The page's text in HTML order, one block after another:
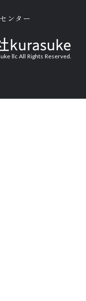
ンター
kurasuke
llc All Rights Reserved.